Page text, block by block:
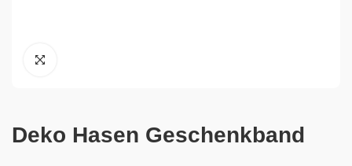
Deko Hasen Geschenkband